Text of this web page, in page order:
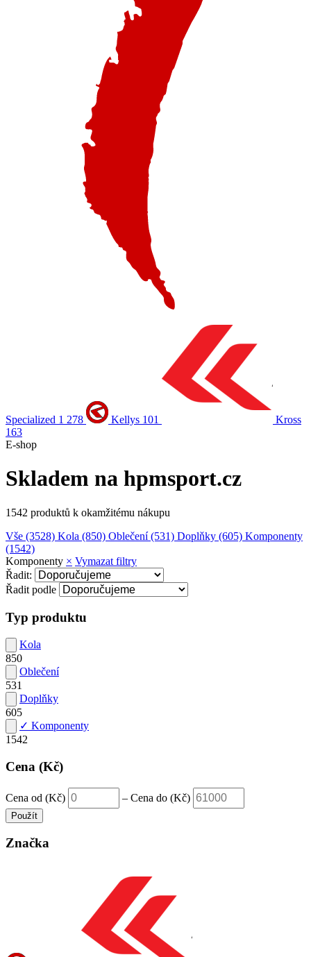
Specialized 1 278 Kellys 101
Kross
163
E-shop
Skladem na hpmsport.cz
1542 produktů k okamžitému nákupu
Vše (3528) Kola (850) Oblečení(531) Doplňky (605) Komponenty
(1542)
Komponenty × Vymazat filtry
Řadit:
Řadit podle
Typ produktu
Kola
850
Oblečení
531
Doplňky
605
✓ Komponenty
1542
Cena (Kč)
Cena od (Kč) – Cena do (Kč)
Použít
Značka